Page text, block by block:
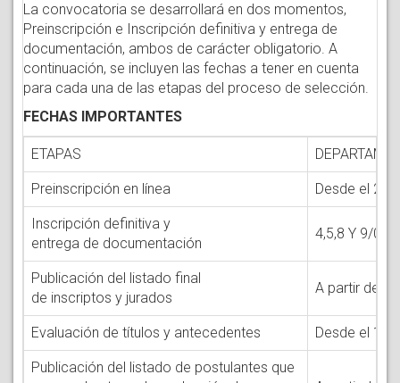
La convocatoria se desarrollará en dos momentos,
Preinscripción e Inscripción definitiva y entrega de
documentación, ambos de carácter obligatorio. A
continuación, se incluyen las fechas a tener en cuenta
para cada una de las etapas del proceso de selección.
FECHAS IMPORTANTES
ETAPAS
Preinscripción en línea Desde el 20
Inscripción definitiva y
entrega de documentación
4,5,8 Y 9/06/
Publicación del listado final
de inscriptos y jurados
A partir del
Evaluación de títulos y antecedentes Desde el 17
Publicación del listado de postulantes que